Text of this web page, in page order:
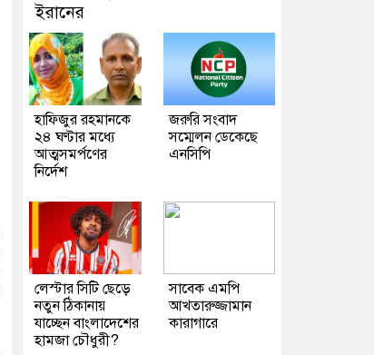
ইরানের
হাফিজুর রহমানকে
২৪ ঘণ্টার মধ্যে
আত্মসমর্পণের
নির্দেশ
জরুরি সংবাদ
সম্মেলন ডেকেছে
এনসিপি
লেস্টার সিটি ছেড়ে
নতুন ঠিকানায়
যাচ্ছেন বাংলাদেশের
হামজা চৌধুরী?
সাবেক এমপি
আখতারুজ্জামান
কারাগারে